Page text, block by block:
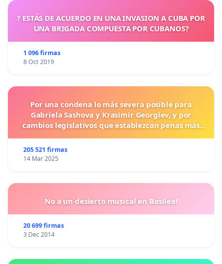
? ESTÁS DE ACUERDO EN UNA INVASION A CUBA POR
UNA BRIGADA COMPUESTA POR CUBANOS?
1 096 firmas
8 Oct 2019
Por una condena lo más severa posible para
Gabriela Sashova y Krasimir Georgiev, y por
cambios legislativos que establezcan penas más
205 521 firmas
14 Mar 2025
No a un desierto musical en Basilea!
20 699 firmas
3 Dec 2014